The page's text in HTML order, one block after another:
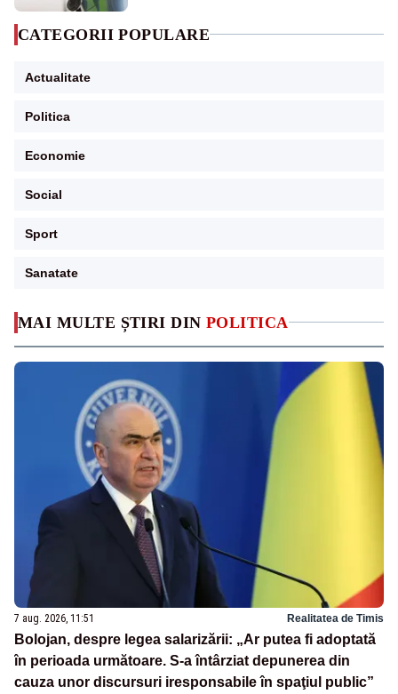
MAI MULTE ȘTIRI DIN POLITICA
7 aug. 2026, 11:51 Realitatea de Timis
Bolojan, despre legea salarizării: „Ar putea fi adoptată
în perioada următoare. S-a întârziat depunerea din
cauza unor discursuri iresponsabile în spaţiul public”
CATEGORII POPULARE
Actualitate
Politica
Economie
Social
Sport
Sanatate